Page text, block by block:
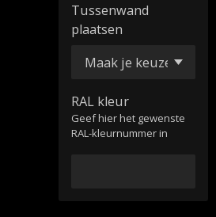
Tussenwand
plaatsen
RAL kleur
Geef hier het gewenste
RAL-kleurnummer in